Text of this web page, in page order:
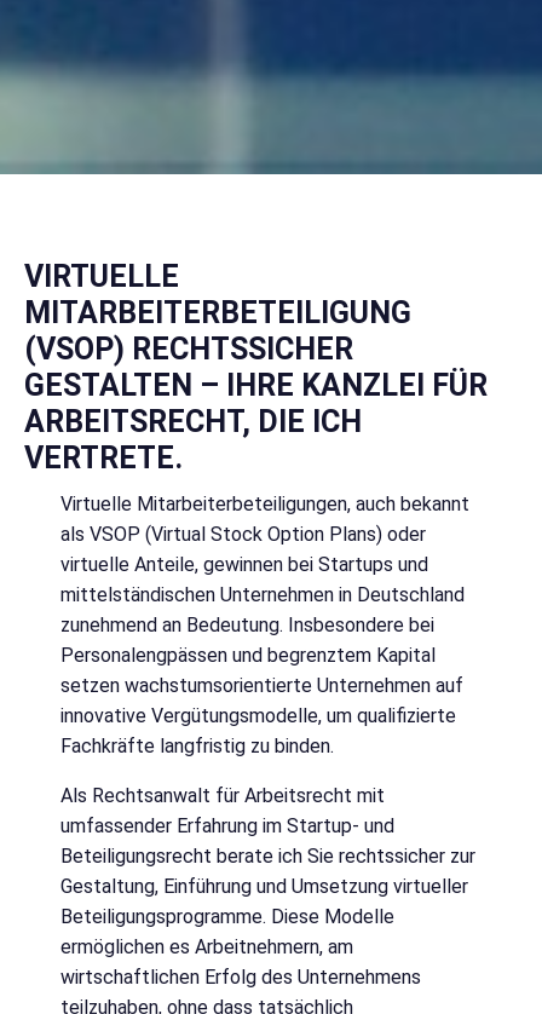
VIRTUELLE
MITARBEITERBETEILIGUNG
(VSOP) RECHTSSICHER
GESTALTEN – IHRE KANZLEI FÜR
ARBEITSRECHT, DIE ICH
VERTRETE.
Virtuelle Mitarbeiterbeteiligungen, auch bekannt
als VSOP (Virtual Stock Option Plans) oder
virtuelle Anteile, gewinnen bei Startups und
mittelständischen Unternehmen in Deutschland
zunehmend an Bedeutung. Insbesondere bei
Personalengpässen und begrenztem Kapital
setzen wachstumsorientierte Unternehmen auf
innovative Vergütungsmodelle, um qualifizierte
Fachkräfte langfristig zu binden.
Als Rechtsanwalt für Arbeitsrecht mit
umfassender Erfahrung im Startup- und
Beteiligungsrecht berate ich Sie rechtssicher zur
Gestaltung, Einführung und Umsetzung virtueller
Beteiligungsprogramme. Diese Modelle
ermöglichen es Arbeitnehmern, am
wirtschaftlichen Erfolg des Unternehmens
teilzuhaben, ohne dass tatsächlich